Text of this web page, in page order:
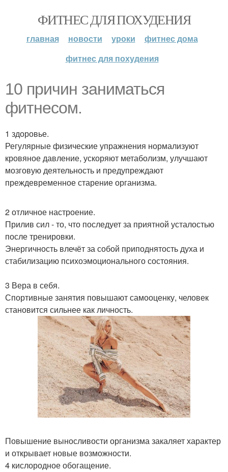
ФИТНЕС ДЛЯ ПОХУДЕНИЯ
главная новости уроки
фитнес дома
фитнес для похудения
10 причин заниматься
фитнесом.
1 здоровье.
Регулярные физические упражнения нормализуют
кровяное давление, ускоряют метаболизм, улучшают
мозговую деятельность и предупреждают
преждевременное старение организма.
2 отличное настроение.
Прилив сил - то, что последует за приятной усталостью
после тренировки.
Энергичность влечёт за собой приподнятость духа и
стабилизацию психоэмоционального состояния.
3 Вера в себя.
Спортивные занятия повышают самооценку, человек
становится сильнее как личность.
Повышение выносливости организма закаляет характер
и открывает новые возможности.
4 кислородное обогащение.